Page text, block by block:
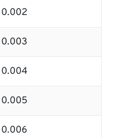
0.002
0.003
0.004
0.005
0.006